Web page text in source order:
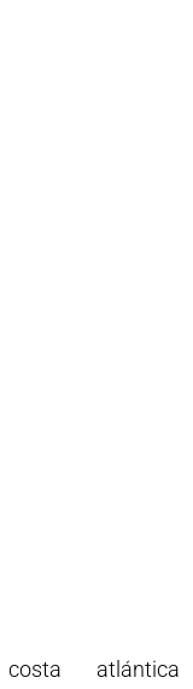
atlántica